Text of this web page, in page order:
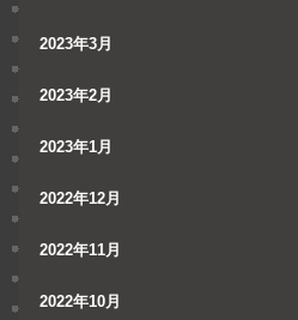
2023年3月
2023年2月
2023年1月
2022年12月
2022年11月
2022年10月